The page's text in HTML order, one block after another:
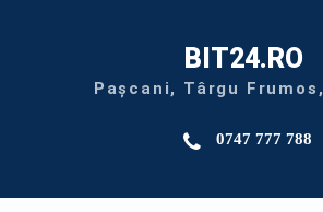
BIT24.RO
Pașcani, Târgu
0747 777 788